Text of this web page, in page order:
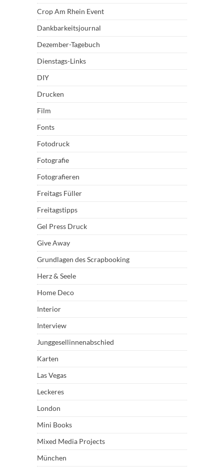
Crop Am Rhein Event
Dankbarkeitsjournal
Dezember-Tagebuch
Dienstags-Links
DIY
Drucken
Film
Fonts
Fotodruck
Fotografie
Fotografieren
Freitags Füller
Freitagstipps
Gel Press Druck
Give Away
Grundlagen des Scrapbooking
Herz & Seele
Home Deco
Interior
Interview
Junggesellinnenabschied
Karten
Las Vegas
Leckeres
London
Mini Books
Mixed Media Projects
München